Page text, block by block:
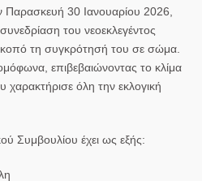
Παρασκευή 30 Ιανουαρίου 2026
του νεοεκλεγέντος
τη συγκρότησή του σε σώμα.
επιβεβαιώνοντας το κλίμα
χαρακτήρισε όλη την εκλογική
Συμβουλίου έχει ως εξής: